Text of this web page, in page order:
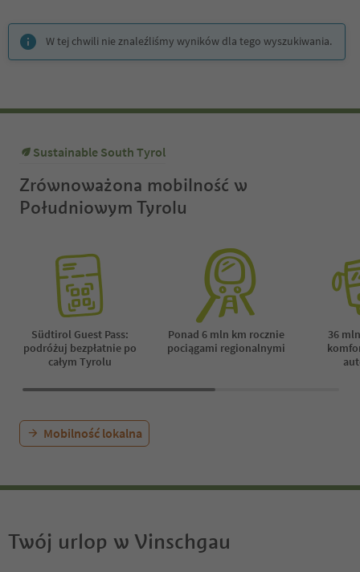
W tej chwili nie znaleźliśmy wyników dla tego wyszukiwania.
Sustainable South Tyrol
Zrównoważona mobilność w
Południowym Tyrolu
Südtirol Guest Pass:
podróżuj bezpłatnie po
całym Tyrolu
Ponad 6 mln km rocznie
pociągami regionalnymi
36
Mobilność lokalna
Twój urlop w Vinschgau